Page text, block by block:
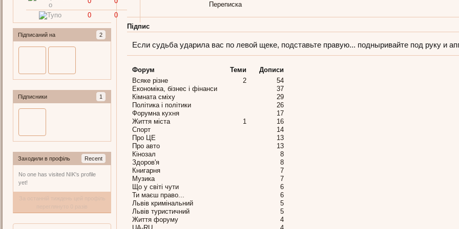
0
0
Підписаний на 2
Підписники 1
Заходили в профіль Recent
No one has visited NIK's profile
yet!
Переписка
Підпис
Если судьба ударила вас по левой щеке, подставьте правую... подныривайте под руку и
Форум Теми
Дописи
Всяке різне
2
54
Економіка, бізнес і фінанси
37
Кімната сміху
29
Політика і політики
26
Форумна кухня
17
Життя міста
1
16
Спорт
14
Про ЦЕ
13
Про авто
13
Кінозал
8
Здоров'я
8
Книгарня
7
Музика
7
Що у світі чути
6
Ти маєш право...
6
Львів кримінальний
5
Львів туристичний
5
Життя форуму
4